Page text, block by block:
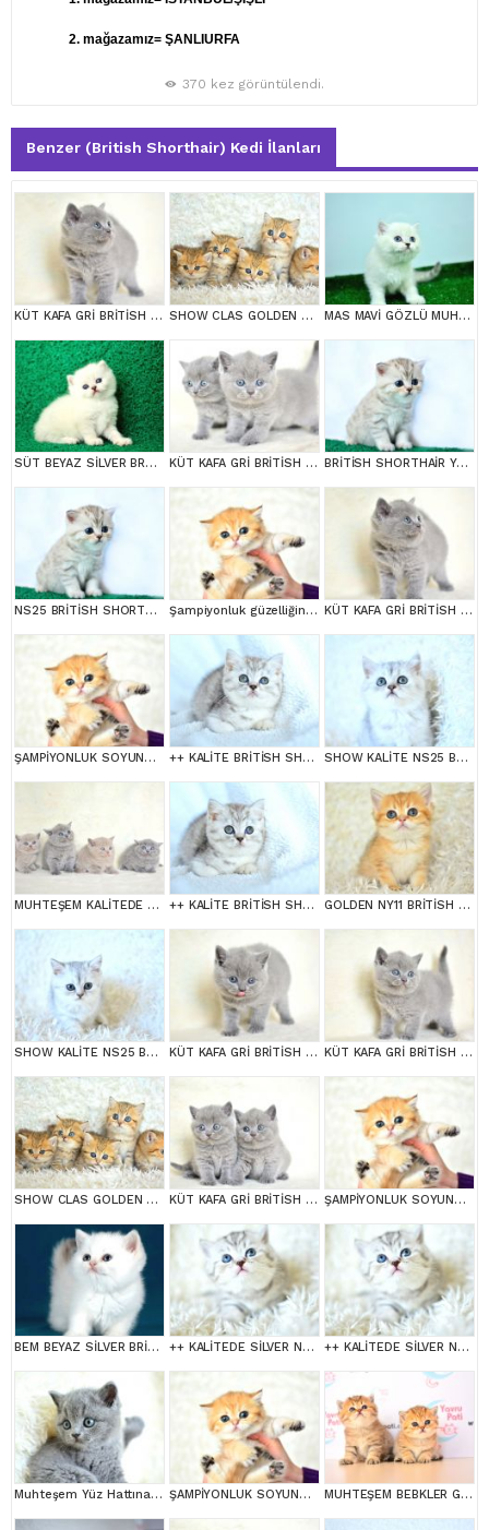
2. mağazamız= ŞANLIURFA
370 kez görüntülendi.
Benzer (British Shorthair) Kedi İlanları
KÜT KAFA GRİ BRİTİSH SHORTHAİR YAVRULARIMIZ SHOW CLAS GOLDEN BRİTİSH SHORTHAİR MAS MAVİ GÖZLÜ MUHTEŞEM BRİTİSH SHORTHAİR
SÜT BEYAZ SİLVER BRTİSH SHORTHAİR NS1133 KÜT KAFA GRİ BRİTİSH SHORTHAİR YAVRULARIMIZ BRİTİSH SHORTHAİR YAVRUMUZ
NS25 BRİTİSH SHORTHAİR Şampiyonluk güzelliğinde ny11 golden british shorthair KÜT KAFA GRİ BRİTİSH SHORTHAİR
ŞAMPİYONLUK SOYUNDAN NY11 GOLDEN BRİTİSH SHORTHAİR ++ KALİTE BRİTİSH SHORTHAİR SHOW KALİTE NS25 BRİTİSH SHORTHAİR YAVRUMUZ DİŞİ
MUHTEŞEM KALİTEDE BRİTİSH SHORTHAİR YAVRULARIMIZ ++ KALİTE BRİTİSH SHORTHAİR GOLDEN NY11 BRİTİSH SHORTHAİR YAVRUMUZ
SHOW KALİTE NS25 BRİTİSH SHORTHAİR YAVRUMUZ DİŞİ KÜT KAFA GRİ BRİTİSH SHORTHAİR KÜT KAFA GRİ BRİTİSH SHORTHAİR
SHOW CLAS GOLDEN BRİTİSH SHORTHAİR KÜT KAFA GRİ BRİTİSH SHORTHAİR YAVRULARIMIZ ŞAMPİYONLUK SOYUNDAN NY11 GOLDEN BRİTİSH SHORTHAİR
BEM BEYAZ SİLVER BRİTİSH SHORTHAİR NS1133 ++ KALİTEDE SİLVER NS24 BRİTİSH SHORTHAİR ++ KALİTEDE SİLVER NS24 BRİTİSH SHORTHAİR
Muhteşem Yüz Hattına Sahip gri british shorthair ŞAMPİYONLUK SOYUNDAN NY11 GOLDEN BRİTİSH SHORTHAİR MUHTEŞEM BEBKLER GOLDEN BRİTİSH SHORTHAİR